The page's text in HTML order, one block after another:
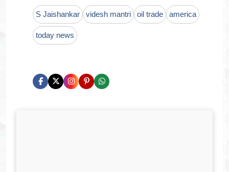
S Jaishankar videsh mantri oil trade america
today news